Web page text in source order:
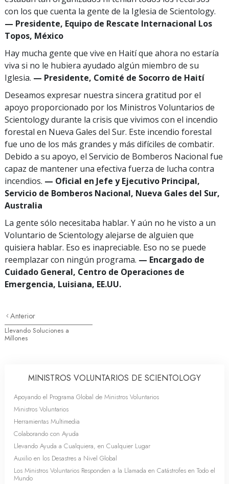
con los que cuenta la gente de la Iglesia de Scientology.
— Presidente, Equipo de Rescate Internacional Los
Topos, México
Hay mucha gente que vive en Haití que ahora no estaría
viva si no le hubiera ayudado algún miembro de su
Iglesia. — Presidente, Comité de Socorro de Haití
Deseamos expresar nuestra sincera gratitud por el
apoyo proporcionado por los Ministros Voluntarios de
Scientology durante la crisis que vivimos con el incendio
forestal en Nueva Gales del Sur. Este incendio forestal
fue uno de los más grandes y más difíciles de combatir.
Debido a su apoyo, el Servicio de Bomberos Nacional fue
capaz de mantener una efectiva fuerza de lucha contra
incendios. — Oficial en Jefe y Ejecutivo Principal,
Servicio de Bomberos Nacional, Nueva Gales del Sur,
Australia
La gente sólo necesitaba hablar. Y aún no he visto a un
Voluntario de Scientology alejarse de alguien que
quisiera hablar. Eso es inapreciable. Eso no se puede
reemplazar con ningún programa. — Encargado de
Cuidado General, Centro de Operaciones de
Emergencia, Luisiana, EE.UU.
Anterior
Llevando Soluciones a
Millones
MINISTROS VOLUNTARIOS DE SCIENTOLOGY
Apoyando el Programa Global de Ministros Voluntarios
Ministros Voluntarios
Herramientas Multimedia
Colaborando con Ayuda
Llevando Ayuda a Cualquiera, en Cualquier Lugar
Auxilio en los Desastres a Nivel Global
Los Ministros Voluntarios Responden a la Llamada en Catástrofes en Todo el
Mundo